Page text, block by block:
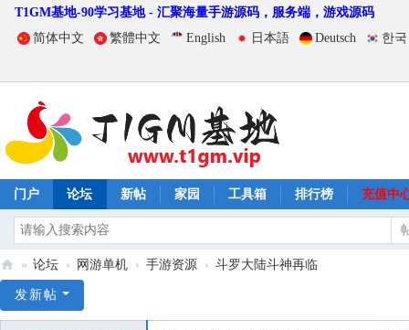
T1GM基地-90学习基地 - 汇聚海量手游源码，服务端，游戏源码
简体中文
繁體中文 English 日本語 Deutsch 한
门户 论坛 新帖 家园 工具箱 排行榜 充值中
1
» 论坛 › 网游单机 › 手游资源 › 斗罗大陆斗神再临
发新帖